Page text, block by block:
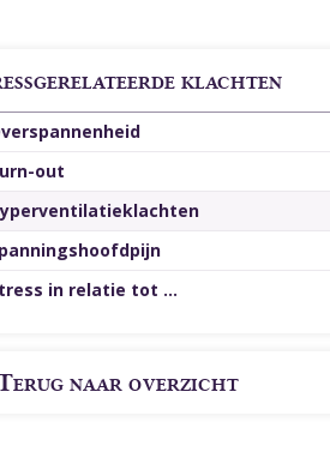
klachten
out
in relatie tot ...
naar overzicht